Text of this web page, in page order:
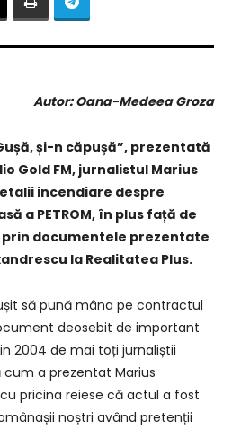
Autor: Oana-Medeea Groza
și-n căpușă”, prezentată
Gold FM, jurnalistul Marius
incendiare despre
a PETROM, în plus față de
documentele prezentate
la Realitatea Plus.
să pună mâna pe contractul
deosebit de important
2004 de mai toți jurnaliștii
a prezentat Marius
pricina reiese că actul a fost
noștri având pretenții